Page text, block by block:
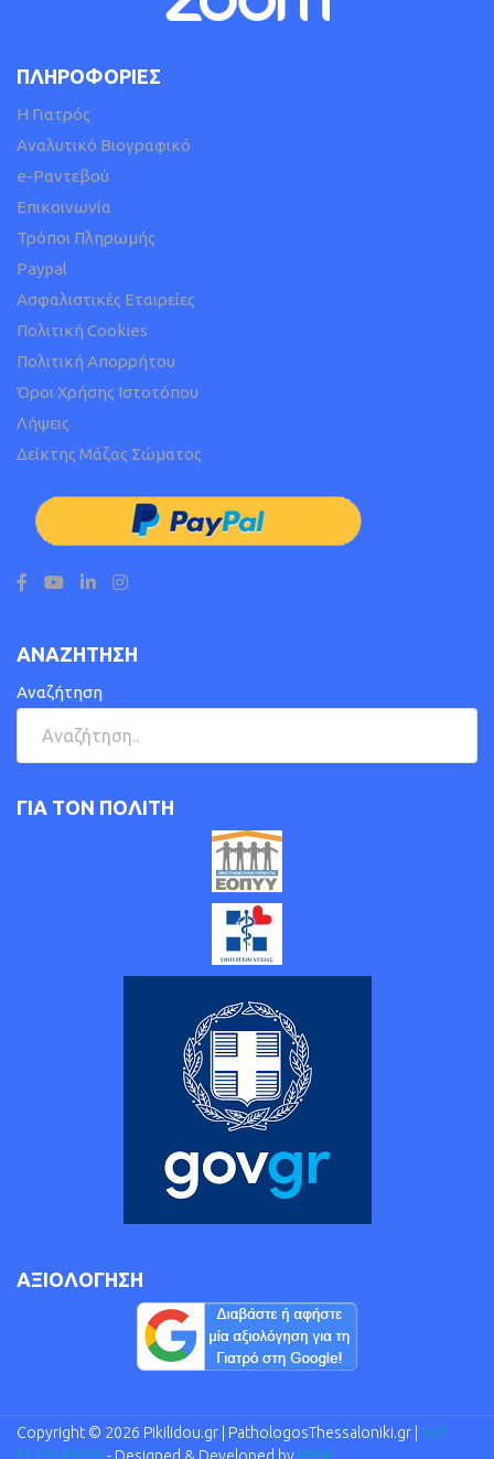
ΠΛΗΡΟΦΟΡΙΕΣ
H Γιατρός
Αναλυτικό Βιογραφικό
e-Ραντεβού
Επικοινωνία
Τρόποι Πληρωμής
Paypal
Ασφαλιστικές Εταιρείες
Πολιτική Cookies
Πολιτική Απορρήτου
Όροι Χρήσης Ιστοτόπου
Λήψεις
Δείκτης Μάζας Σώματος
ΑΝΑΖΗΤΗΣΗ
Αναζήτηση
ΓΙΑ ΤΟΝ ΠΟΛΙΤΗ
ΑΞΙΟΛΟΓΗΣΗ
Copyright © 2026 Pikilidou.gr | PathologosThessaloniki.gr | VAT
EL12345678 - Designed & Developed by GVM